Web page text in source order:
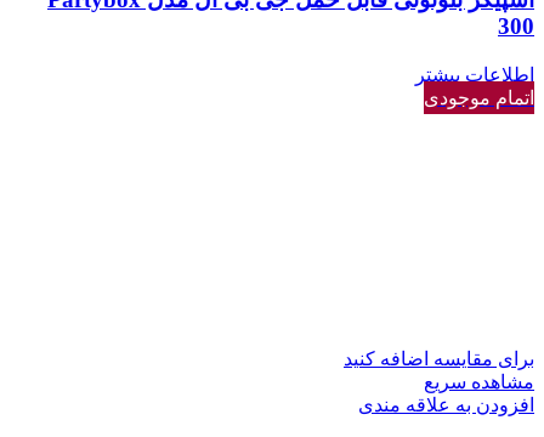
300
اطلاعات بیشتر
اتمام موجودی
برای مقایسه اضافه کنید
مشاهده سریع
افزودن به علاقه مندی